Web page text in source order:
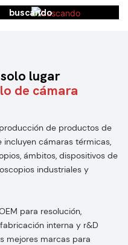
buscando
lugar
de cámara
de productos de
incluyen cámaras térmicas,
ámbitos, dispositivos de
industriales y
para resolución,
interna y r&D
mejores marcas para